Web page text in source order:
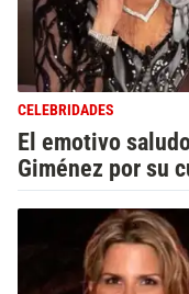
CELEBRIDADES
El emotivo
Giménez por su